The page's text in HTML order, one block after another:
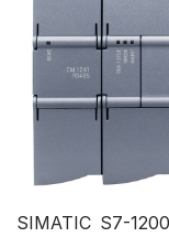
SIMATIC S7-